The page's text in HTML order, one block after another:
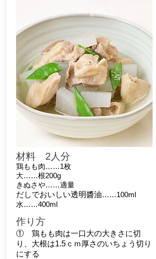
材料 2人分
鶏もも肉……1枚
大……根200g
きぬさや……適量
だしでおいしい透明醬油……100ml
水……400ml
作り方
①鶏もも肉は一口大の大きさに切
り、大根は1.5ｃｍ厚さのいちょう切り
にする